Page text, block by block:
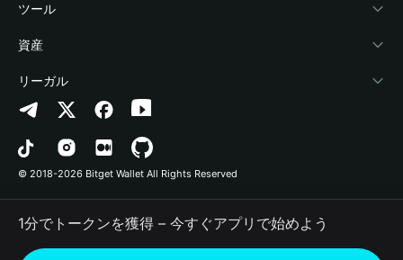
暗号資産ニュース
Help Center
お問い合わせ
ブランドリソース
キャリア
Payfi Crypto
Crypto Swap API
Altcoin Season Index
Prediction Markets
DApp
RWA
ウォレットを接続
Bitget Wallet Pay
プロジェクトを掲載
保護基金
セキュリティ技術
ツール
暗号資産を購入
認証検出
コントラクト検出
一括送金
資産
Arbitrum
Avalanche
Bitcoin
Polygon
リーガル
プライバシーポリシー
利用規約
© 2018-2026 Bitget Wallet All Rights Reserved
1分でトークンを獲得 – 今すぐアプリで始めよう